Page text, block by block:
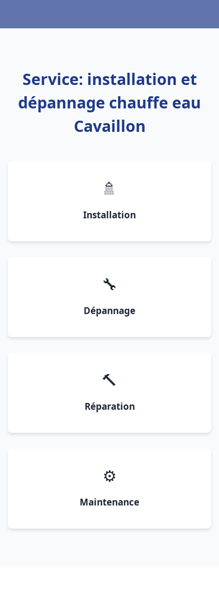
Service: installation et
dépannage chauffe eau
Cavaillon
🚿
Installation
🔧
Dépannage
🔨
Réparation
⚙️
Maintenance